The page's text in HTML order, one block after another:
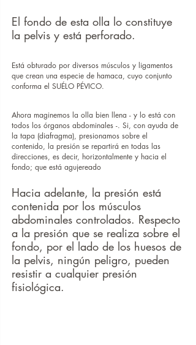
El fondo de esta olla lo constituye
la pelvis y está perforado.
Está obturado por diversos músculos y ligamentos
que crean una especie de hamaca, cuyo conjunto
conforma el SUÉLO PÉVICO.
Ahora maginemos la olla bien llena - y lo está con
todos los órganos abdominales -. Si, con ayuda de
la tapa (diafragma), presionamos sobre el
contenido, la presión se repartirá en todas las
direcciones, es decir, horizontalmente y hacia el
fondo; que está agujereado
Hacia adelante, la presión está
contenida por los músculos
abdominales controlados. Respecto
a la presión que se realiza sobre el
fondo, por el lado de los huesos de
la pelvis, ningún peligro, pueden
resistir a cualquier presión
fisiológica.